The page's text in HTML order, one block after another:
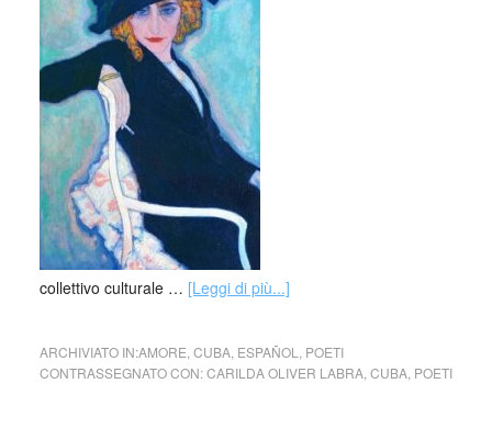
collettivo culturale … [Leggi di più...]
ARCHIVIATO IN:AMORE CUBA, ESPAÑOL
POETI
CONTRASSEGNATO CON:CARILDA OLIVER LABRA, CUBA, POETI